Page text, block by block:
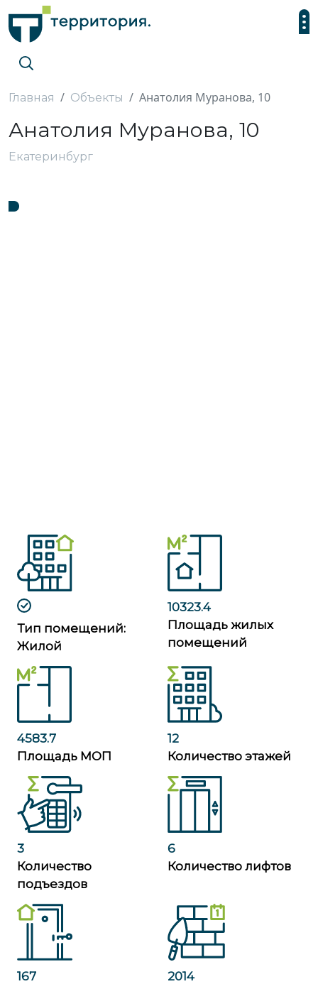
Главная Объекты Анатолия Муранова, 10
Анатолия Муранова, 10
Екатеринбург
Тип помещений:
Жилой
10323.4
Площадь жилых
помещений
4583.7
Площадь МОП
12
Количество этажей
3
Количество
подъездов
6
Количество лифтов
167
2014